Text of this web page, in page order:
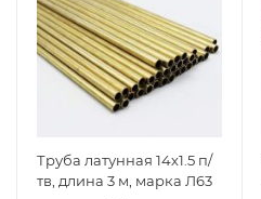
Труба латунная 14х1.5 п/
тв, длина 3 м, марка Л63